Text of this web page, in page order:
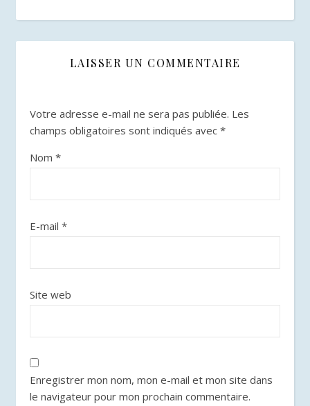
LAISSER UN COMMENTAIRE
Votre adresse e-mail ne sera pas publiée. Les
champs obligatoires sont indiqués avec *
Nom *
E-mail *
Site web
Enregistrer mon nom, mon e-mail et mon site dans
le navigateur pour mon prochain commentaire.